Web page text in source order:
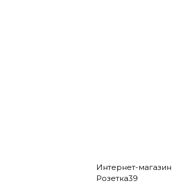
Интернет-магазин
Розетка39